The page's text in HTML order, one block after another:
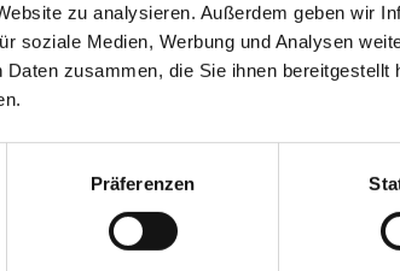
zu analysieren. Außerdem geben wir
soziale Medien, Werbung und Analysen
zusammen, die Sie ihnen
Präferenzen